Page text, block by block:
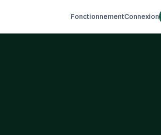
FonctionnementConnexion